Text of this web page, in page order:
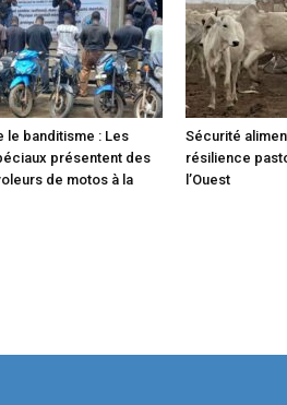
le banditisme : Les
présentent des
de motos à la
Sécurité
résilience
l’Ouest